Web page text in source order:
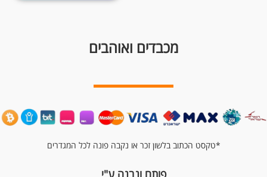
מכבדים ואוהבים
*טקסט הכתוב בלשון זכר או נקבה פונה לכל המגדרים